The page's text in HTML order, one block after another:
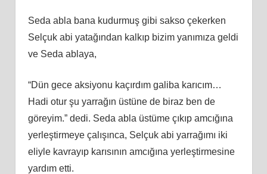
Seda abla bana kudurmuş gibi sakso çekerken
Selçuk abi yatağından kalkıp bizim yanımıza geldi
ve Seda ablaya,
“Dün gece aksiyonu kaçırdım galiba karıcım…
Hadi otur şu yarrağın üstüne de biraz ben de
göreyim.” dedi. Seda abla üstüme çıkıp amcığına
yerleştirmeye çalışınca, Selçuk abi yarrağımı iki
eliyle kavrayıp karısının amcığına yerleştirmesine
yardım etti.